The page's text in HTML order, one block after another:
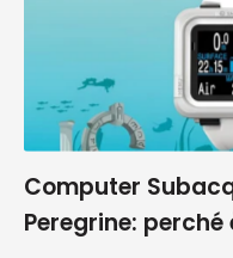
Computer
Peregrine: